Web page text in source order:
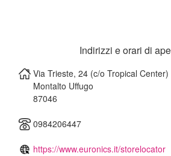
Indirizzi e orari di
Via Trieste, 24 (c/o Tropical Center)
Montalto Uffugo
87046
0984206447
https://www.euronics.it/storelocator